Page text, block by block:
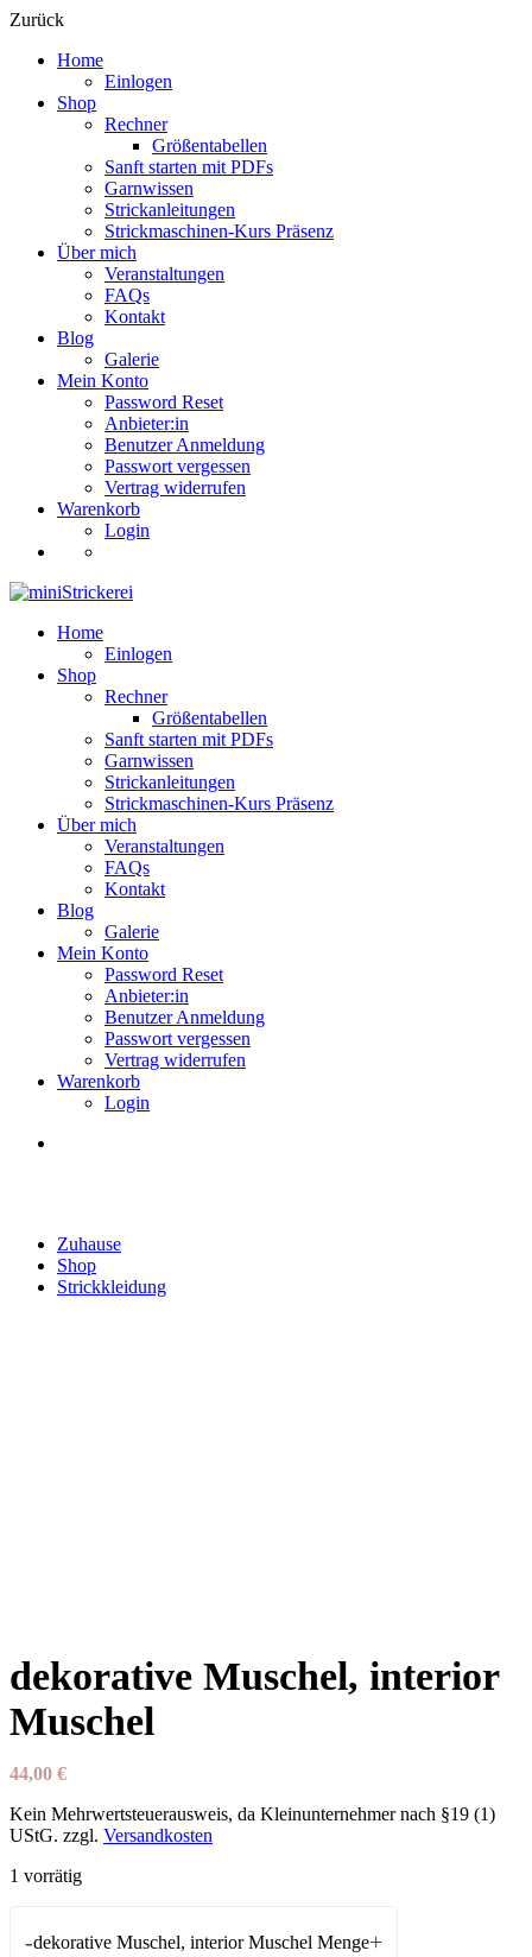
Zurück
Home
Einlogen
Shop
Rechner
Größentabellen
Sanft starten mit PDFs
Garnwissen
Strickanleitungen
Strickmaschinen-Kurs Präsenz
Über mich
Veranstaltungen
FAQs
Kontakt
Blog
Galerie
Mein Konto
Password Reset
Anbieter:in
Benutzer Anmeldung
Passwort vergessen
Vertrag widerrufen
Warenkorb
Login
Home
Einlogen
Shop
Rechner
Größentabellen
Sanft starten mit PDFs
Garnwissen
Strickanleitungen
Strickmaschinen-Kurs Präsenz
Über mich
Veranstaltungen
FAQs
Kontakt
Blog
Galerie
Mein Konto
Password Reset
Anbieter:in
Benutzer Anmeldung
Passwort vergessen
Vertrag widerrufen
Warenkorb
Login
Zuhause
Shop
Strickkleidung
dekorative Muschel, interior
Muschel
44,00 €
Kein Mehrwertsteuerausweis, da Kleinunternehmer nach §19 (1)
UStG. zzgl. Versandkosten
1 vorrätig
-dekorative Muschel, interior Muschel Menge+